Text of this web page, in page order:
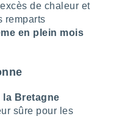
de chaleur et
remparts
en plein mois
la Bretagne
sûre pour les